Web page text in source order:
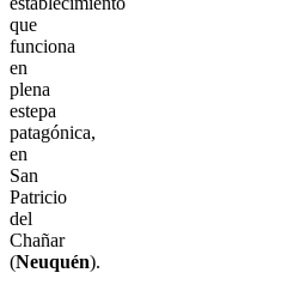
que
funciona
en
plena
estepa
patagónica,
en
San
Patricio
del
Chañar
(Neuquén).